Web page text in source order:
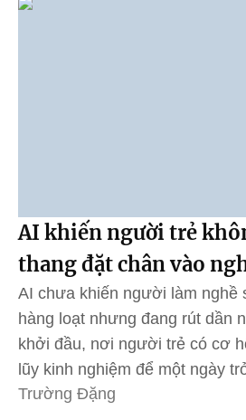
AI khiến người trẻ
thang đặt chân vào
AI chưa khiến người làm nghề
hàng loạt nhưng đang rút dần
khởi đầu, nơi người trẻ có cơ
lũy kinh nghiệm để một ngày
Trường Đặng